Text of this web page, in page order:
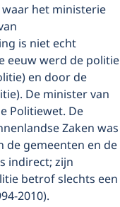
het ministerie
is niet echt
eeuw werd de politie
en door de
De minister van
Politiewet. De
Zaken was
de gemeenten en de
indirect; zijn
betrof slechts een
2010).